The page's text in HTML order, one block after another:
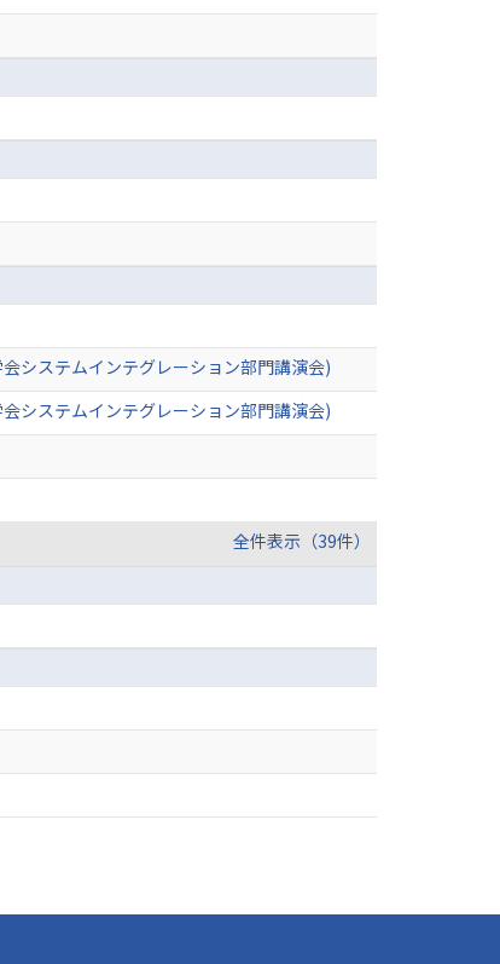
システムインテグレーション部門講演会)
システムインテグレーション部門講演会)
全件表示（39件）